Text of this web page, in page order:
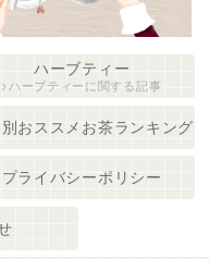
ハーブティー
ハーブティーに関する記事
おススメお茶ランキング
プライバシーポリシー